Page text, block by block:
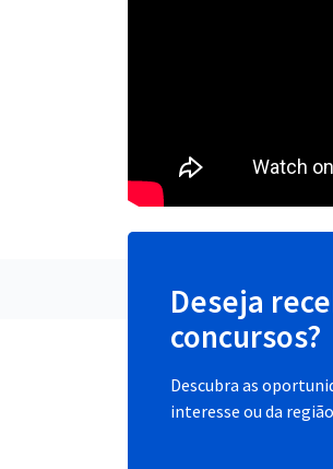
Deseja
concursos?
Descubra as
interesse ou da